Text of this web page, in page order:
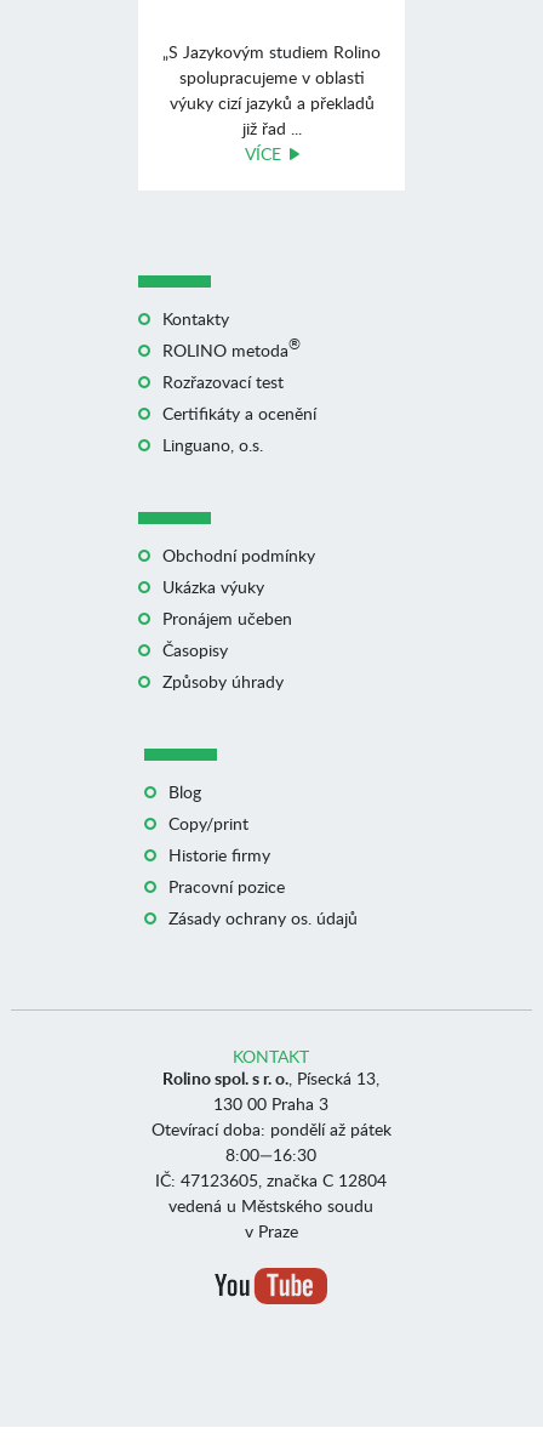
„S Jazykovým studiem Rolino
spolupracujeme v oblasti
výuky cizí jazyků a překladů
již řad ...
VÍCE
Kontakty
ROLINO metoda®
Rozřazovací test
Certifikáty a ocenění
Linguano, o.s.
Obchodní podmínky
Ukázka výuky
Pronájem učeben
Časopisy
Způsoby úhrady
Blog
Copy/print
Historie firmy
Pracovní pozice
Zásady ochrany os. údajů
KONTAKT
Rolino spol. s r. o., Písecká 13,
130 00 Praha 3
Otevírací doba: pondělí až pátek
8:00—16:30
IČ: 47123605, značka C 12804
vedená u Městského soudu
v Praze